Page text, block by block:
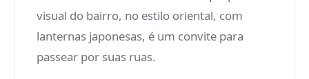
visual do bairro, no estilo oriental, com
lanternas japonesas, é um convite para
passear por suas ruas.